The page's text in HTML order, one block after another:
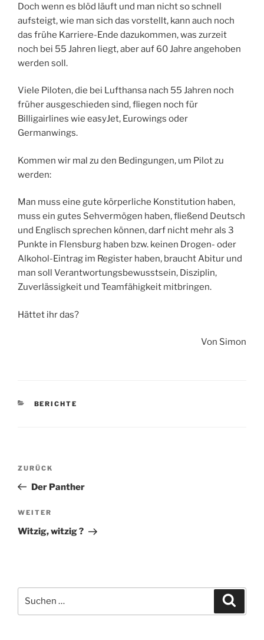
Doch wenn es blöd läuft und man nicht so schnell
aufsteigt, wie man sich das vorstellt, kann auch noch
das frühe Karriere-Ende dazukommen, was zurzeit
noch bei 55 Jahren liegt, aber auf 60 Jahre angehoben
werden soll.
Viele Piloten, die bei Lufthansa nach 55 Jahren noch
früher ausgeschieden sind, fliegen noch für
Billigairlines wie easyJet, Eurowings oder
Germanwings.
Kommen wir mal zu den Bedingungen, um Pilot zu
werden:
Man muss eine gute körperliche Konstitution haben,
muss ein gutes Sehvermögen haben, fließend Deutsch
und Englisch sprechen können, darf nicht mehr als 3
Punkte in Flensburg haben bzw. keinen Drogen- oder
Alkohol-Eintrag im Register haben, braucht Abitur und
man soll Verantwortungsbewusstsein, Disziplin,
Zuverlässigkeit und Teamfähigkeit mitbringen.
Hättet ihr das?
Von Simon
KATEGORIEN
BERICHTE
Beitragsnavigation
Vorheriger
Beitrag
ZURÜCK
Der Panther
Nächster
Beitrag
WEITER
Witzig, witzig ?
nach: